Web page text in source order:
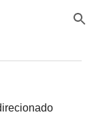
Skip to navigation